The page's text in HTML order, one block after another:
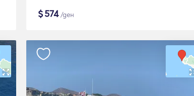
$574/ден